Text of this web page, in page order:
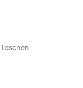
Taschen